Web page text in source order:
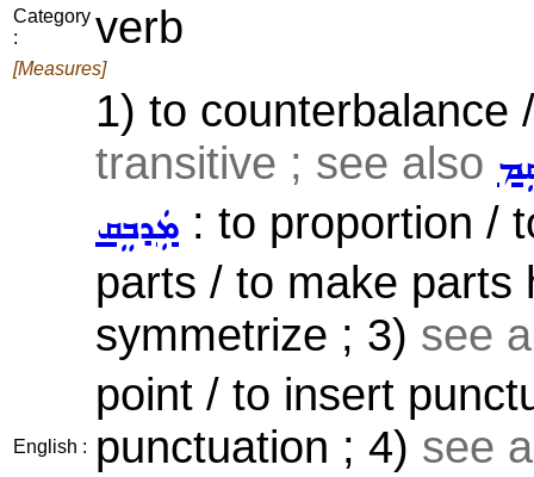
Category
:
verb
[Measures]
English :
1) to counterbalance
transitive ; see also
ܡܲܕܒܸܩ : to proportion /
parts / to make parts
symmetrize ; 3) see
point / to insert
punctuation ; 4) see